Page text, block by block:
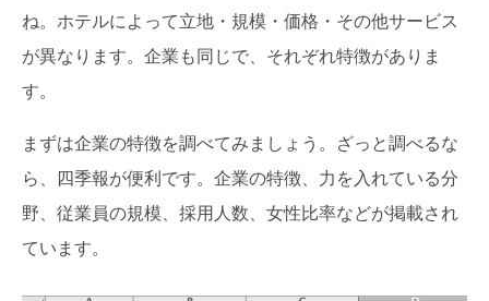
ね。ホテルによって立地・規模・価格・その他サービス
が異なります。企業も同じで、それぞれ特徴がありま
す。
まずは企業の特徴を調べてみましょう。ざっと調べるな
ら、四季報が便利です。企業の特徴、力を入れている分
野、従業員の規模、採用人数、女性比率などが掲載され
ています。